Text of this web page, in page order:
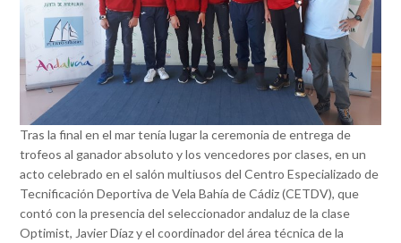
Tras la final en el mar tenía lugar la ceremonia de entrega de
trofeos al ganador absoluto y los vencedores por clases, en un
acto celebrado en el salón multiusos del Centro Especializado de
Tecnificación Deportiva de Vela Bahía de Cádiz (CETDV), que
contó con la presencia del seleccionador andaluz de la clase
Optimist, Javier Díaz y el coordinador del área técnica de la